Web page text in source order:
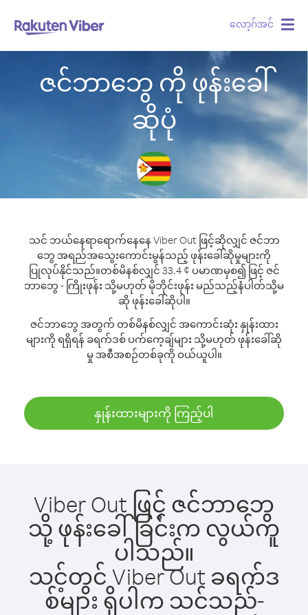
လော့ဂ်အင်
ဇင်ဘာဘွေ ကို ဖုန်းခေါ်
ဆိုပုံ
သင် ဘယ်နေရာရောက်နေနေ Viber Out ဖြင့်ဆိုလျှင် ဇင်ဘာ
ဘွေ အရည်အသွေးကောင်းမွန်သည့် ဖုန်းခေါ်ဆိုမှုများကို
ပြုလုပ်နိုင်သည်။တစ်မိနစ်လျှင် 33.4 ¢ ပမာဏမှစ၍ ဖြင့် ဇင်
ဘာဘွေ - ကြိုးဖုန်း သို့မဟုတ် မိုဘိုင်းဖုန်း မည်သည့်နံပါတ်သို့မ
ဆို ဖုန်းခေါ်ဆိုပါ။
ဇင်ဘာဘွေ အတွက် တစ်မိနစ်လျှင် အကောင်းဆုံး နှုန်းထား
များကို ရရှိရန် ခရက်ဒစ် ပက်ကေ့ချ်များ သို့မဟုတ် ဖုန်းခေါ်ဆို
မှု အစီအစဉ်တစ်ခုကို ဝယ်ယူပါ။
နှုန်းထားများကို ကြည့်ပါ
Viber Out ဖြင့် ဇင်ဘာဘွေ
သို့ ဖုန်းခေါ်ခြင်းက လွယ်ကူ
ပါသည်။
သင့်တွင် Viber Out ခရက်ဒ
စ်များ ရှိပါက သင်သည်-